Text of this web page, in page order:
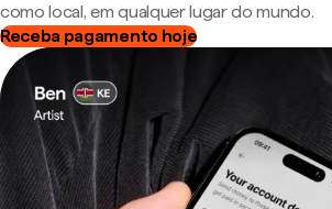
como local, em qualquer lugar do mundo.
Receba pagamento hoje